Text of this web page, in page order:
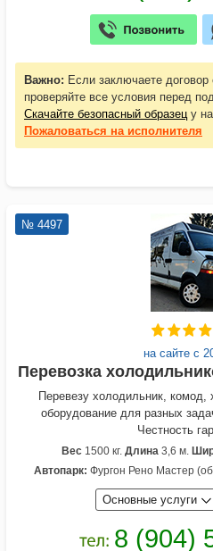
Важно: Если заключаете
проверяйте все условия перед
Скачайте безопасный образец у
Пожаловаться на исполнителя
№ 4497
на сайте с
Перевозка
Перевезу холодильник,
оборудование для разных
Честность
Вес 1500 кг. Длина 3,6 м.
Автопарк: Фургон Рено Мастер
Основные услуги